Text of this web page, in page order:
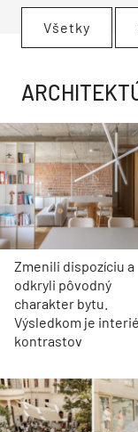
Všetky
Zmenili dispozíciu a
odkryli pôvodný
charakter bytu.
Výsledkom je
kontrastov